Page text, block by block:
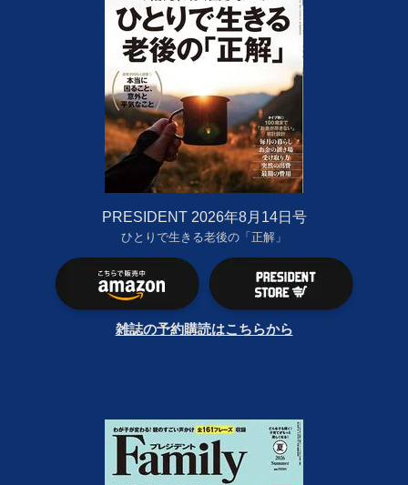
PRESIDENT 2026年8月14日号
ひとりで生きる老後の「正解」
雑誌の予約購読はこちらから